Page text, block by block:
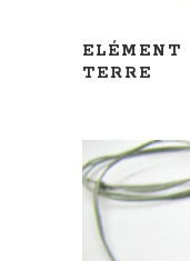
ELÉMENT
TERRE